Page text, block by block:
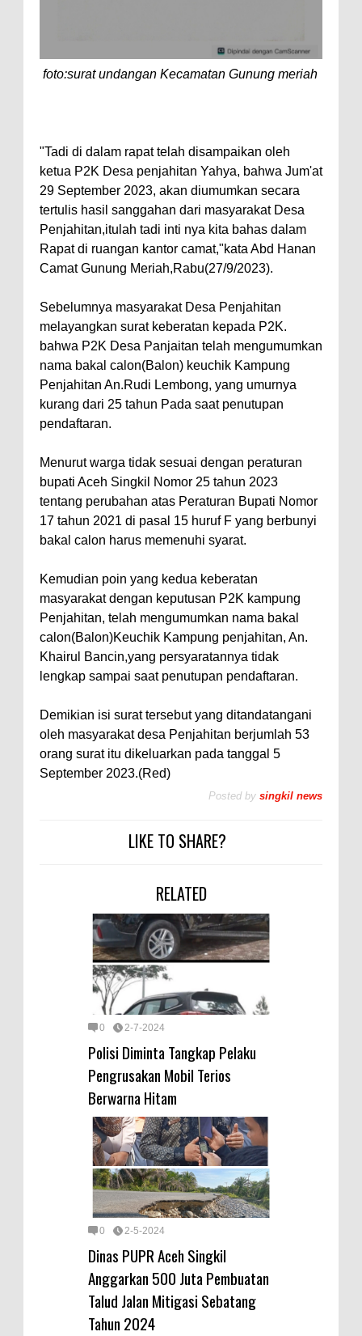
foto:surat undangan Kecamatan Gunung meriah
"Tadi di dalam rapat telah disampaikan oleh
ketua P2K Desa penjahitan Yahya, bahwa Jum'at
29 September 2023, akan diumumkan secara
tertulis hasil sanggahan dari masyarakat Desa
Penjahitan,itulah tadi inti nya kita bahas dalam
Rapat di ruangan kantor camat,"kata Abd Hanan
Camat Gunung Meriah,Rabu(27/9/2023).
Sebelumnya masyarakat Desa Penjahitan
melayangkan surat keberatan kepada P2K.
bahwa P2K Desa Panjaitan telah mengumumkan
nama bakal calon(Balon) keuchik Kampung
Penjahitan An.Rudi Lembong, yang umurnya
kurang dari 25 tahun Pada saat penutupan
pendaftaran.
Menurut warga tidak sesuai dengan peraturan
bupati Aceh Singkil Nomor 25 tahun 2023
tentang perubahan atas Peraturan Bupati Nomor
17 tahun 2021 di pasal 15 huruf F yang berbunyi
bakal calon harus memenuhi syarat.
Kemudian poin yang kedua keberatan
masyarakat dengan keputusan P2K kampung
Penjahitan, telah mengumumkan nama bakal
calon(Balon)Keuchik Kampung penjahitan, An.
Khairul Bancin,yang persyaratannya tidak
lengkap sampai saat penutupan pendaftaran.
Demikian isi surat tersebut yang ditandatangani
oleh masyarakat desa Penjahitan berjumlah 53
orang surat itu dikeluarkan pada tanggal 5
September 2023.(Red)
Posted by singkil news
LIKE TO SHARE?
RELATED
0 2-7-2024
Polisi Diminta Tangkap Pelaku
Pengrusakan Mobil Terios
Berwarna Hitam
0 2-5-2024
Dinas PUPR Aceh Singkil
Anggarkan 500 Juta Pembuatan
Talud Jalan Mitigasi Sebatang
Tahun 2024